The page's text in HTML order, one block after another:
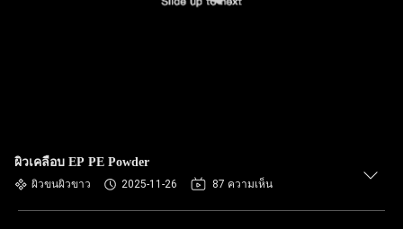
ผิวเคลือบ EP PE Powder
ผิวขนผิวขาว 2025-11-26 87 ความเห็น